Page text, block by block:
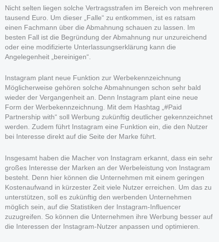
Nicht selten liegen solche Vertragsstrafen im Bereich von mehreren
tausend Euro. Um dieser „Falle“ zu entkommen, ist es ratsam
einen Fachmann über die Abmahnung schauen zu lassen. Im
besten Fall ist die Begründung der Abmahnung nur unzureichend
oder eine modifizierte Unterlassungserklärung kann die
Angelegenheit „bereinigen“.
Instagram plant neue Funktion zur Werbekennzeichnung
Möglicherweise gehören solche Abmahnungen schon sehr bald
wieder der Vergangenheit an. Denn Instagram plant eine neue
Form der Werbekennzeichnung. Mit dem Hashtag „#Paid
Partnership with“ soll Werbung zukünftig deutlicher gekennzeichnet
werden. Zudem führt Instagram eine Funktion ein, die den Nutzer
bei Interesse direkt auf die Seite der Marke führt.
Insgesamt haben die Macher von Instagram erkannt, dass ein sehr
großes Interesse der Marken an der Werbeleistung von Instagram
besteht. Denn hier können die Unternehmen mit einem geringen
Kostenaufwand in kürzester Zeit viele Nutzer erreichen. Um das zu
unterstützen, soll es zukünftig den werbenden Unternehmen
möglich sein, auf die Statistiken der Instagram-Influencer
zuzugreifen. So können die Unternehmen ihre Werbung besser auf
die Interessen der Instagram-Nutzer anpassen und optimieren.